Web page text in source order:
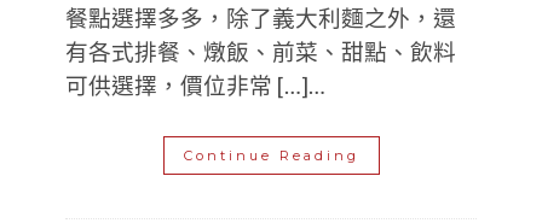
餐點選擇多多，除了義大利麵之外，還
有各式排餐、燉飯、前菜、甜點、飲料
可供選擇，價位非常 […]…
Continue Reading